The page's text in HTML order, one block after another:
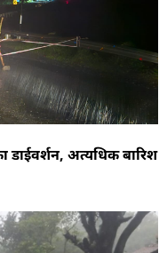
डाईवर्शन, अत्यधिक बारिश